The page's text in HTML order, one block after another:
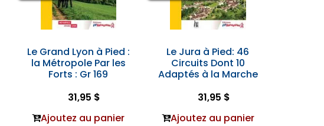
Le Grand Lyon à Pied :
la Métropole Par les
Forts : Gr 169
31,95 $
Ajoutez au panier
Le Jura à Pied: 46
Circuits Dont 10
Adaptés à la Marche
31,95 $
Ajoutez au panier